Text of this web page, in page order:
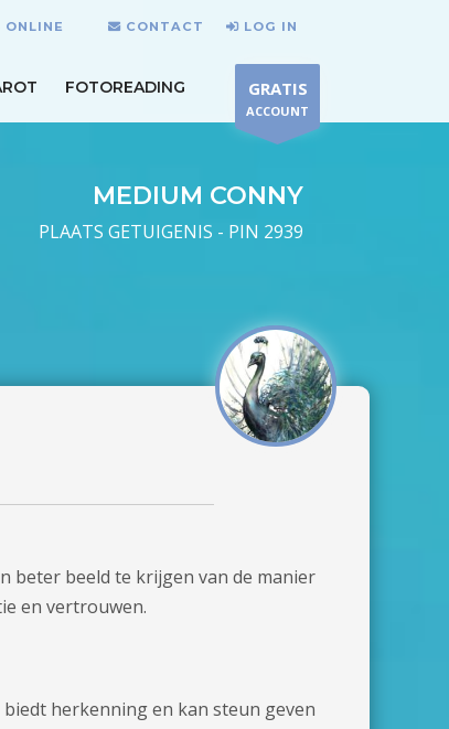
ONLINE CONTACT LOG IN
FOTOREADING GRATIS
ACCOUNT
MEDIUM CONNY
PLAATS GETUIGENIS - PIN 2939
beter beeld te krijgen van de manier
en vertrouwen.
herkenning en kan steun geven